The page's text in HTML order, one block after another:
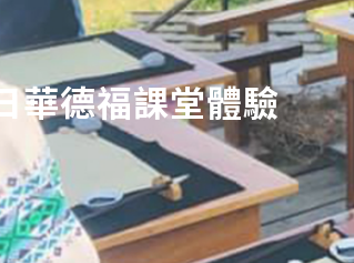
華德福課堂體驗